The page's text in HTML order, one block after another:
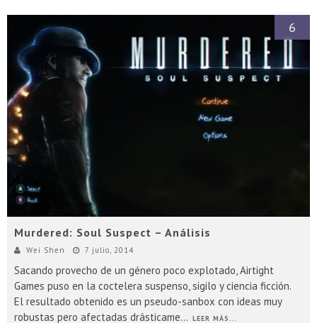
6
Murdered: Soul Suspect – Análisis
Wei Shen 7 julio, 2014
Sacando provecho de un género poco explotado, Airtight
Games puso en la coctelera suspenso, sigilo y ciencia ficción.
El resultado obtenido es un pseudo-sanbox con ideas muy
robustas pero afectadas drásticame... LEER MÁS...